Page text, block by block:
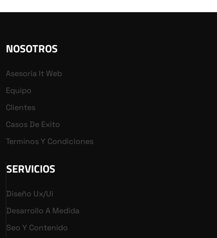
NOSOTROS
Asesoria It Web
Equipo
Clientes
Casos De Exito
Terminos Y Condiciones
SERVICIOS
Diseño Ux/ui
Desarrollo A Medida
Seo Y Contenido